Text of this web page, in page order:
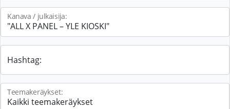
Kanava / julkaisija:
Hashtag:
Teemakeräykset: